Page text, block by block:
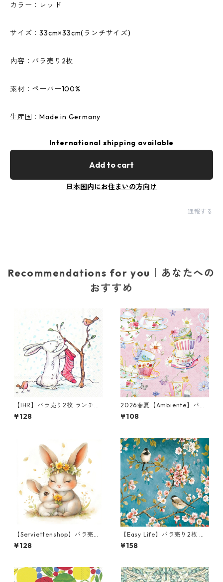
カラー：レッド
サイズ：33cm×33cm(ランチサイズ)
内容：バラ売り2枚
素材：ペーパー100%
生産国：Made in Germany
International shipping available
Add to cart
日本国内にお住まいの方向け
通報する
Recommendations for you｜あなたへの
おすすめ
【IHR】バラ売り2枚 ランチサ
イズ ペーパーナプキン SNOW
RABBITS ホワイト Anita Jera
¥128
2026春夏【Ambiente】バラ
売り2枚 カクテルサイズ ペー
パーナプキン Tea cups ピンク
¥108
【Serviettenshop】バラ売り
2枚 ランチサイズ ペーパーナ
プキン Lovely Spring Familie
¥128
【Easy Life】バラ売り2枚 ラ
ンチサイズ ペーパーナプキン
BLOSSOM ブルー
¥158